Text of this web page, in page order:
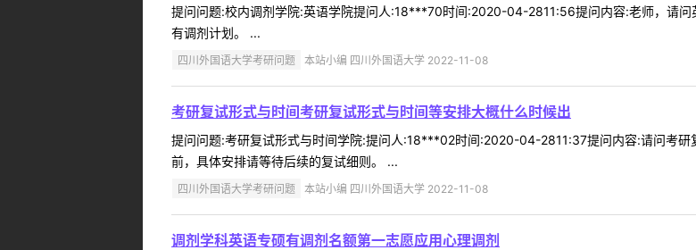
提问问题:校内调剂学院:英语学院提问人:18***70时间:2020-04-2811:56提问内容:老师，请
有调剂计划。 ...
四川外国语大学考研问题 本站小编 四川外国语大学 2022-11-08
考研复试形式与时间考研复试形式与时间等安排大概什么时候出
提问问题:考研复试形式与时间学院:提问人:18***02时间:2020-04-2811:37提问内容:请问考
前，具体安排请等待后续的复试细则。 ...
四川外国语大学考研问题 本站小编 四川外国语大学 2022-11-08
调剂学科英语专硕有调剂名额第一志愿应用心理调剂